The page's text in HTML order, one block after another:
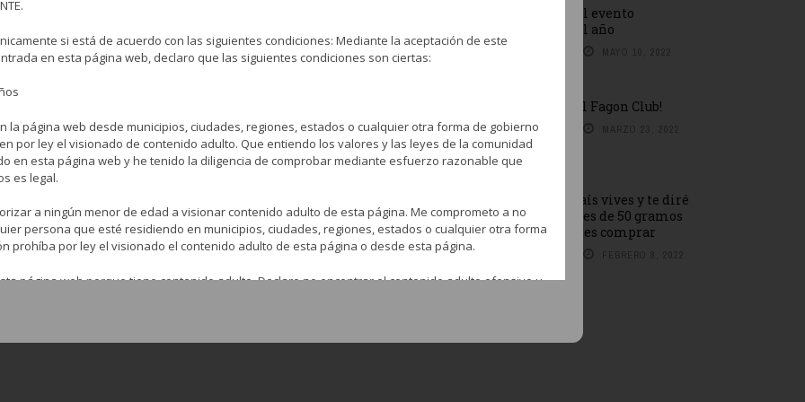
LEER MÁS
No te pierdas el evento
cachimbero del año
MAYO 10, 2022
¡Hazte socio del Fagon Club!
BYREDACCIÓN
Dime en qué país vives y te diré
cuántos paquetes de 50 gramos
de Adalya puedes comprar
si está de acuerdo con las siguientes condiciones: Mediante la aceptación de este
en esta página web, declaro que las siguientes condiciones son ciertas:
la página web desde municipios, ciudades, regiones, estados o cualquier otra forma de gobierno
por ley el visionado de contenido adulto. Que entiendo los valores y las leyes de la comunidad
en esta página web y he tenido la diligencia de comprobar mediante esfuerzo razonable que
es legal.
a ningún menor de edad a visionar contenido adulto de esta página. Me comprometo a no
persona que esté residiendo en municipios, ciudades, regiones, estados o cualquier otra forma
prohíba por ley el visionado el contenido adulto de esta página o desde esta página.
página web porque tiene contenido adulto. Declaro no encontrar el contenido adulto ofensivo u
tengo el derecho a elegir lo que veo y lo que leo y estoy eligiendo entrar en esta página para
acepto liberar, descargar y no responsabilizar de ninguna forma a los proveedores,
página web del visionado o la lectura de cualquier contenido adulto de la misma.